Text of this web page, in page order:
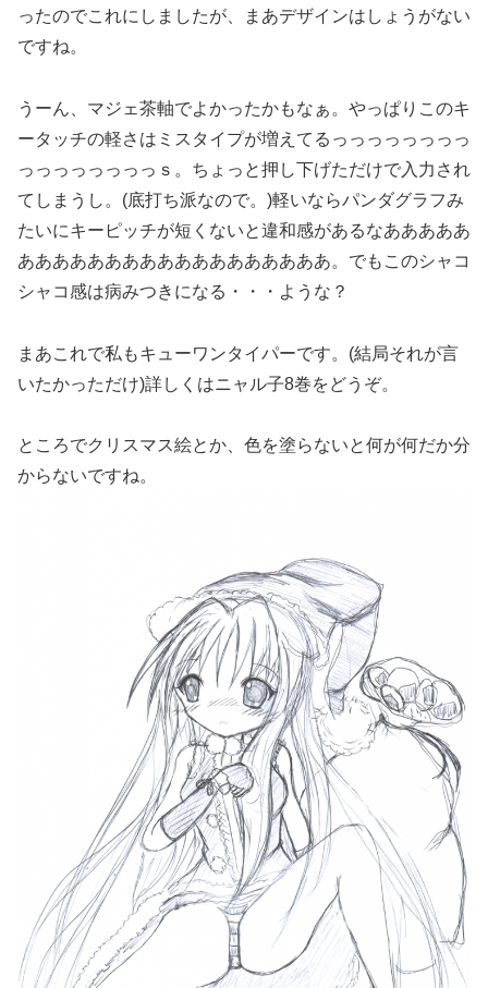
ったのでこれにしましたが、まあデザインはしょうがない
ですね。
うーん、マジェ茶軸でよかったかもなぁ。やっぱりこのキ
ータッチの軽さはミスタイプが増えてるっっっっっっっっ
っっっっっっっっｓ。ちょっと押し下げただけで入力され
てしまうし。(底打ち派なので。)軽いならパンダグラフみ
たいにキーピッチが短くないと違和感があるなあああああ
ああああああああああああああああああ。でもこのシャコ
シャコ感は病みつきになる・・・ような？
まあこれで私もキューワンタイパーです。(結局それが言
いたかっただけ)詳しくはニャル子8巻をどうぞ。
ところでクリスマス絵とか、色を塗らないと何が何だか分
からないですね。